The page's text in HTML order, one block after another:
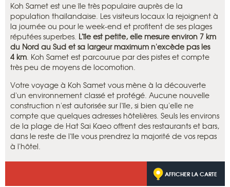
Koh Samet est une île très populaire auprès de la
population thaïlandaise. Les visiteurs locaux la rejoignent à
la journée ou pour le week-end et profitent de ses plages
réputées superbes. L'île est petite, elle mesure environ 7 km
du Nord au Sud et sa largeur maximum n'excède pas les
4 km. Koh Samet est parcourue par des pistes et compte
très peu de moyens de locomotion.
Votre voyage à Koh Samet vous mène à la découverte
d'un environnement classé et protégé. Aucune nouvelle
construction n'est autorisée sur l'île, si bien qu'elle ne
compte que quelques adresses hôtelières. Seuls les environs
de la plage de Hat Sai Kaeo offrent des restaurants et bars,
dans le reste de l'île vous prendrez la majorité de vos repas
à l'hôtel.
AFFICHER LA CARTE